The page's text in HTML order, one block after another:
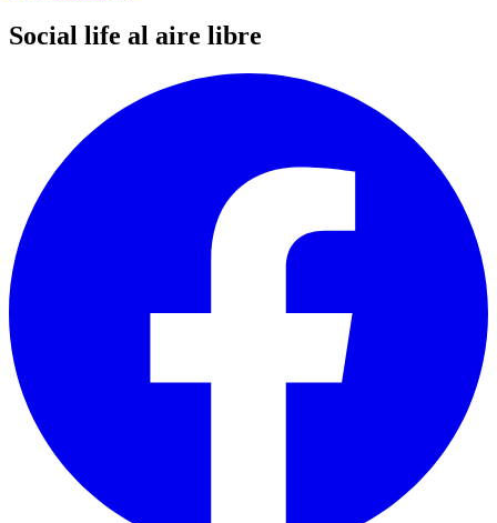
Social life al aire libre